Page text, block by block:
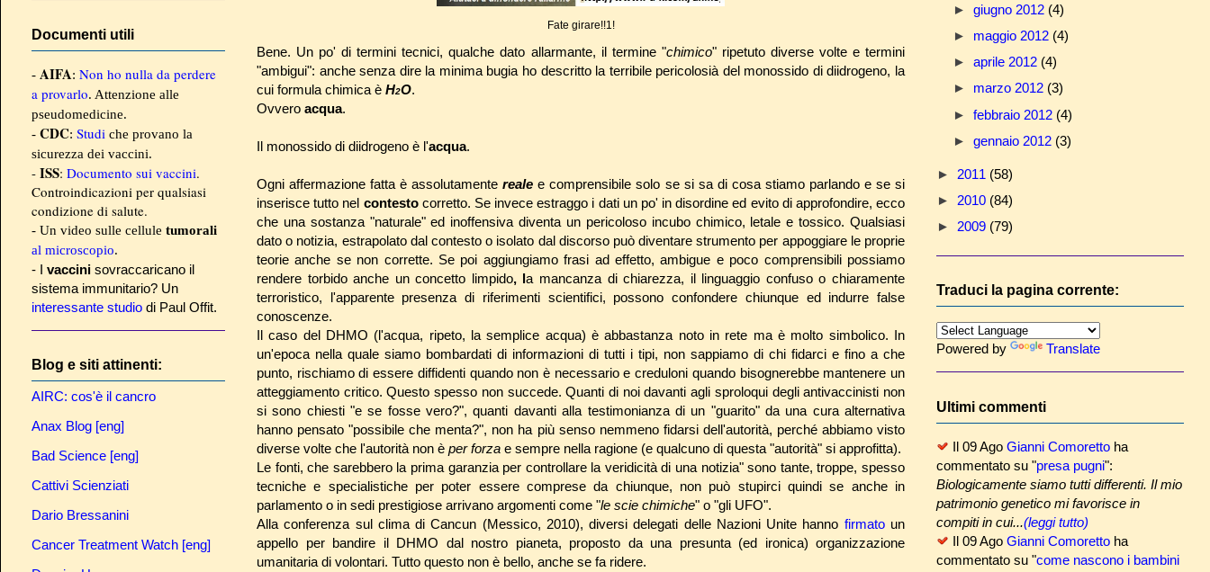
Fate girare!!1!
Bene. Un po' di termini tecnici, qualche dato allarmante, il termine "chimico" ripetuto diverse volte e termini
"ambigui": anche senza dire la minima bugia ho descritto la terribile pericolosià del monossido di diidrogeno, la
cui formula chimica è H2O.
Ovvero acqua.
Il monossido di diidrogeno è l'acqua.
Ogni affermazione fatta è assolutamenterealee comprensibile solo se si sa di cosa stiamo parlando e se si
inserisce tutto nel contesto corretto. Se invece estraggo i dati un po' in disordine ed evito di approfondire, ecco
che una sostanza "naturale" ed inoffensiva diventa un pericoloso incubo chimico, letale e tossico. Qualsiasi
dato o notizia, estrapolato dal contesto o isolato dal discorso può diventare strumento per appoggiare le proprie
teorie anche se non corrette. Se poi aggiungiamo frasi ad effetto, ambigue e poco comprensibili possiamo
rendere torbido anche un concetto limpido, la mancanza di chiarezza, il linguaggio confuso o chiaramente
terroristico, l'apparente presenza di riferimenti scientifici, possono confondere chiunque ed indurre false
conoscenze.
Il caso del DHMO (l'acqua, ripeto, la semplice acqua) è abbastanza noto in rete ma è molto simbolico. In
un'epoca nella quale siamo bombardati di informazioni di tutti i tipi, non sappiamo di chi fidarci e fino a che
punto, rischiamo di essere diffidenti quando non è necessario e creduloni quando bisognerebbe mantenere un
atteggiamento critico. Questo spesso non succede. Quanti di noi davanti agli sproloqui degli antivaccinisti non
si sono chiesti "e se fosse vero?", quanti davanti alla testimonianza di un "guarito" da una cura alternativa
hanno pensato "possibile che menta?", non ha più senso nemmeno fidarsi dell'autorità, perché abbiamo visto
diverse volte che l'autorità non è per forza e sempre nella ragione (e qualcuno di questa "autorità" si approfitta).
Le fonti, che sarebbero la prima garanzia per controllare la veridicità di una notizia" sono tante, troppe, spesso
tecniche e specialistiche per poter essere comprese da chiunque, non può stupirci quindi se anche in
parlamento o in sedi prestigiose arrivano argomenti come "le scie chimiche" o "gli UFO".
Alla conferenza sul clima di Cancun (Messico, 2010), diversi delegati delle Nazioni Unite hanno firmatoun
appello per bandire il DHMO dal nostro pianeta, proposto da una presunta (ed ironica) organizzazione
umanitaria di volontari. Tutto questo non è bello, anche se fa ridere.
Documenti utili
- AIFA: Non ho nulla da perdere
a provarlo. Attenzione alle
pseudomedicine.
- CDC: Studi che provano la
sicurezza dei vaccini.
- ISS: Documento sui vaccini.
Controindicazioni per qualsiasi
condizione di salute.
- Un video sulle cellule tumorali
al microscopio.
- I vaccini sovraccaricano il
sistema immunitario? Un
interessante studio di Paul Offit.
Blog e siti attinenti:
AIRC: cos'è il cancro
Anax Blog [eng]
Bad Science [eng]
Cattivi Scienziati
Dario Bressanini
Cancer Treatment Watch [eng]
► giugno 2012 (4)
► maggio 2012 (4)
► aprile 2012 (4)
► marzo 2012 (3)
► febbraio 2012 (4)
► gennaio 2012 (3)
► 2011 (58)
► 2010 (84)
► 2009 (79)
Traduci la pagina corrente:
Powered by Translate
Ultimi commenti
Il 09 Ago Gianni Comoretto ha
commentato su "presa pugni":
Biologicamente siamo tutti differenti. Il mio
patrimonio genetico mi favorisce in
compiti in cui...(leggi tutto)
Il 09 Ago Gianni Comoretto ha
commentato su "come nascono i bambini